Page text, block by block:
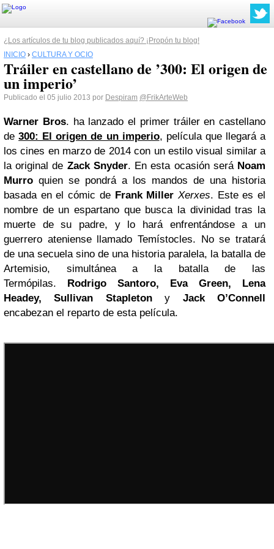
¿Los artículos de tu blog publicados aquí? ¡Propón tu blog!
INICIO › CULTURA Y OCIO
Tráiler en castellano de ’300: El origen de
un imperio’
Publicado el 05 julio 2013 por Despiram @FrikArteWeb
Warner Bros. ha lanzado el primer tráiler en castellano
de300: El origen de un imperio, película que llegará a
los cines en marzo de 2014 con un estilo visual similar a
la original de Zack Snyder. En esta ocasión será Noam
Murro quien se pondrá a los mandos de una historia
basada en el cómic de Frank Miller Xerxes. Este es el
nombre de un espartano que busca la divinidad tras la
muerte de su padre, y lo hará enfrentándose a un
guerrero ateniense llamado Temístocles. No se tratará
de una secuela sino de una historia paralela, la batalla de
Artemisio, simultánea a la batalla de las
Termópilas. Rodrigo Santoro, Eva Green, Lena
Headey, Sullivan Stapletony Jack O’Connell
encabezan el reparto de esta película.